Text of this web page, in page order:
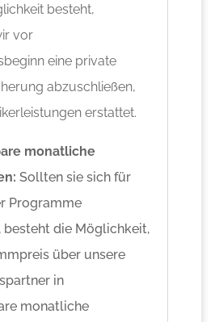
besteht,
vor
eine private
abzuschließen,
erstattet.
monatliche
Sollten sie sich für
Programme
besteht die Möglichkeit,
über unsere
in
monatliche